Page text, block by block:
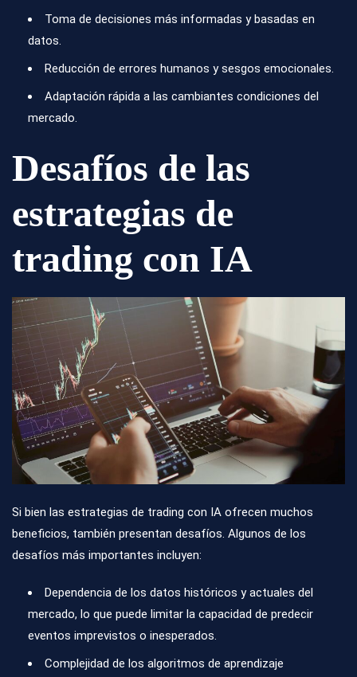
Toma de decisiones más informadas y basadas en
datos.
Reducción de errores humanos y sesgos emocionales.
Adaptación rápida a las cambiantes condiciones del
mercado.
Desafíos de las
estrategias de
trading con IA
Si bien las estrategias de trading con IA ofrecen muchos
beneficios, también presentan desafíos. Algunos de los
desafíos más importantes incluyen:
Dependencia de los datos históricos y actuales del
mercado, lo que puede limitar la capacidad de predecir
eventos imprevistos o inesperados.
Complejidad de los algoritmos de aprendizaje